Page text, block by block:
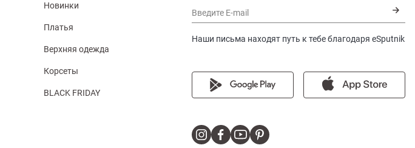
Новинки
Платья
Верхняя одежда
Корсеты
BLACK FRIDAY
Введите E-mail
Наши письма находят путь к тебе благодаря eSputnik